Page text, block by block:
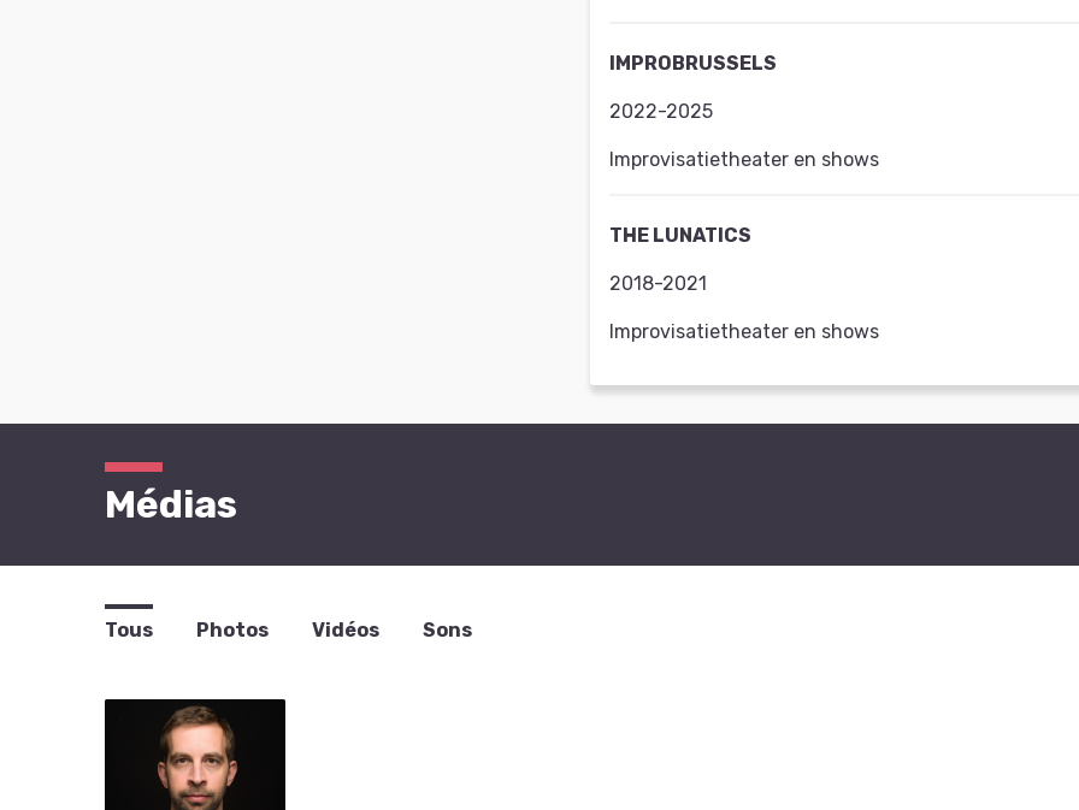
IMPROBRUSSELS
2022-2025
Improvisatietheater en shows
THE LUNATICS
2018-2021
Improvisatietheater en shows
Médias
Tous Photos Vidéos Sons